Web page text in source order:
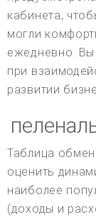
кабинета,
могли
ежедневно. Вы
при
развитии
Таблица
оценить
наиболее
(доходы и